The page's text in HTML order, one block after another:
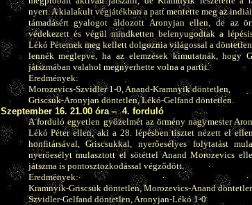
nyert. A kialakult végjátékban a patt mentette meg az
támadásért gyalogot áldozott Aronyjan ellen, de az
védekezett és végül mindketten belenyugodtak a
Lékó Péternek meg kellett dolgoznia világossal a
lennék meglepve, ha az elemzések kimutatnák, hogy
játszmában valahol megnyerhette volna a partit.
Eredmények:
Morozevics-Szvidler 1-0, Anand-Kramnyik döntetlen,
Griscsuk-Aronyjan döntetlen, Lékó-Gelfand döntetlen.
Szeptember 16. 21.00 óra – 4. forduló
A forduló egyetlen győzelmét az örmény nagymester
Lékó Péter ellen, aki a 28. lépésben tisztet nézett el
honfitársával, Griscsukkal, nyerőesélyes folytatást
nyerőesélyt mulasztott el sötéttel Anand Morozevics
játszma is pontosztozkodással végződött.
Eredmények:
Kramnyik-Griscsuk döntetlen, Morozevics-Anand
Szvidler-Gelfand döntetlen, Aronyjan-Lékó 1-0